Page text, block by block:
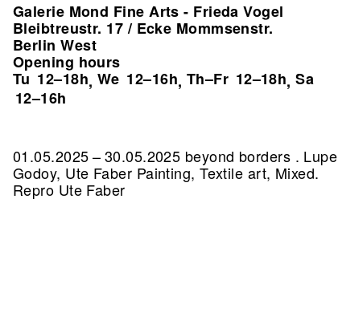
Galerie Mond Fine Arts - Frieda Vogel
Bleibtreustr. 17 / Ecke Mommsenstr.
Berlin West
Opening hours
Tu 12–18h, We 12–16h, Th–Fr 12–18h,Sa
12–16h
01.05.2025 – 30.05.2025 beyond borders . Lupe
Godoy, Ute Faber Painting, Textile art, Mixed.
Repro Ute Faber